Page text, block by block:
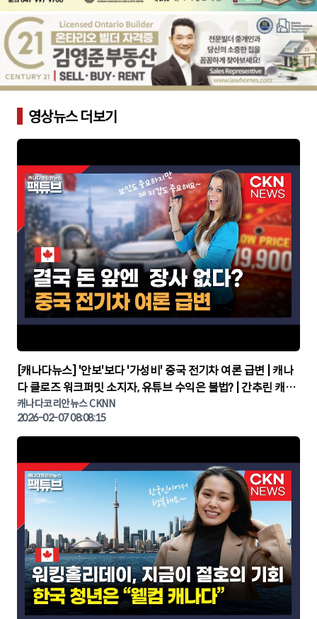
영상뉴스 더보기
▶
[캐나다뉴스] '안보'보다 '가성비' 중국 전기차 여론 급변 | 캐나
다 클로즈 워크퍼밋 소지자, 유튜브 수익은 불법? | 간추린 캐나
다뉴스 | CKNNEWS, 캐나다코리안뉴스
캐나다코리안뉴스 CKNN
2026-02-07 08:08:15